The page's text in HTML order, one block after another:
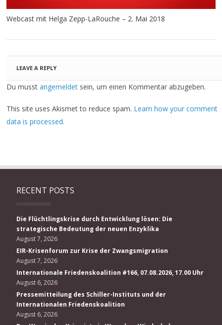
Webcast mit Helga Zepp-LaRouche – 2. Mai 2018
LEAVE A REPLY
Du musstangemeldet sein, um einen Kommentar abzugeben.
This site uses Akismet to reduce spam. Learn how your comment
data is processed.
RECENT POSTS
Die Flüchtlingskrise durch Entwicklung lösen: Die
strategische Bedeutung der neuen Enzyklika
August 7, 2026
EIR-Krisenforum zur Krise der Zwangsmigration
August 7, 2026
Internationale Friedenskoalition #166, 07.08.2026, 17.00 Uhr
August 6, 2026
Pressemitteilung des Schiller-Instituts und der
Internationalen Friedenskoalition
August 6, 2026